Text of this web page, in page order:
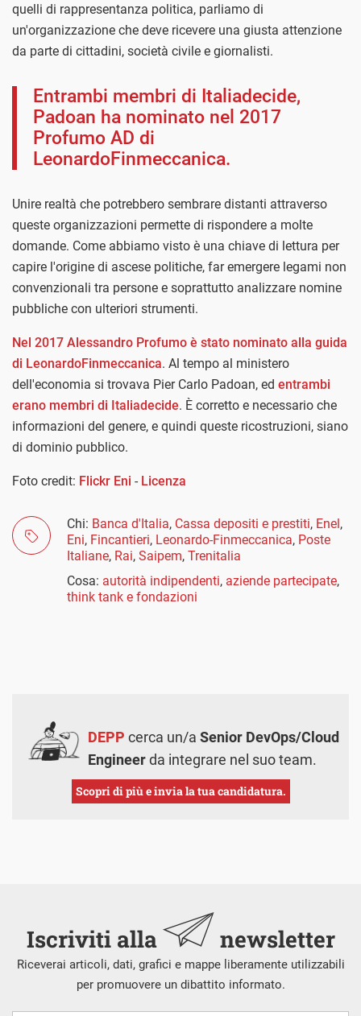
quelli di rappresentanza politica, parliamo di
un'organizzazione che deve ricevere una giusta attenzione
da parte di cittadini, società civile e giornalisti.
Entrambi membri di Italiadecide,
Padoan ha nominato nel 2017
Profumo AD di
LeonardoFinmeccanica.
Unire realtà che potrebbero sembrare distanti attraverso
queste organizzazioni permette di rispondere a molte
domande. Come abbiamo visto è una chiave di lettura per
capire l'origine di ascese politiche, far emergere legami non
convenzionali tra persone e soprattutto analizzare nomine
pubbliche con ulteriori strumenti.
Nel 2017 Alessandro Profumo è stato nominato alla guida
di LeonardoFinmeccanica. Al tempo al ministero
dell'economia si trovava Pier Carlo Padoan, ed entrambi
erano membri di Italiadecide. È corretto e necessario che
informazioni del genere, e quindi queste ricostruzioni, siano
di dominio pubblico.
Foto credit: Flickr Eni - Licenza
Chi: Banca d'Italia, Cassa depositi e prestiti, Enel,
Eni, Fincantieri, Leonardo-Finmeccanica, Poste
Italiane, Rai, Saipem, Trenitalia
Cosa: autorità indipendenti, aziende partecipate,
think tank e fondazioni
DEPP cerca un/a Senior DevOps/Cloud
Engineerda integrare nel suo team.
Scopri di più e invia la tua candidatura.
Iscriviti alla newsletter
Riceverai articoli, dati, grafici e mappe liberamente utilizzabili
per promuovere un dibattito informato.